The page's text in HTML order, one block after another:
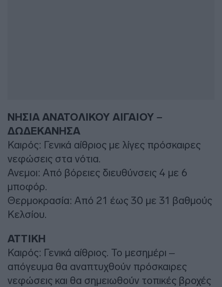
ΝΗΣΙΑ ΑΝΑΤΟΛΙΚΟΥ ΑΙΓΑΙΟΥ –
ΔΩΔΕΚΑΝΗΣΑ
Καιρός: Γενικά αίθριος με λίγες πρόσκαιρες
νεφώσεις στα νότια.
Ανεμοι: Από βόρειες διευθύνσεις 4 με 6
μποφόρ.
Θερμοκρασία: Από 21 έως 30 με 31 βαθμούς
Κελσίου.
ΑΤΤΙΚΗ
Καιρός: Γενικά αίθριος. Το μεσημέρι –
απόγευμα θα αναπτυχθούν πρόσκαιρες
νεφώσεις και θα σημειωθούν τοπικές βροχές